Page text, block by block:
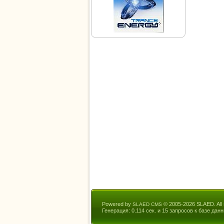
Powered by SLAED CMS © 2005-2026 SLAED. All
Генерация: 0.114 сек. и 15 запросов к базе